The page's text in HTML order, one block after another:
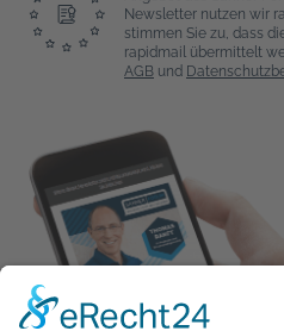
Newsletter nutzen wir
stimmen Sie zu, dass
rapidmail übermittelt
AGB und